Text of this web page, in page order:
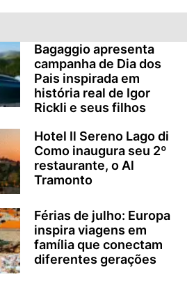
Bagaggio apresenta
campanha de Dia dos
Pais inspirada em
história real de Igor
Rickli e seus filhos
Hotel Il Sereno Lago di
Como inaugura seu 2º
restaurante, o Al
Tramonto
Férias de julho: Europa
inspira viagens em
família que conectam
diferentes gerações